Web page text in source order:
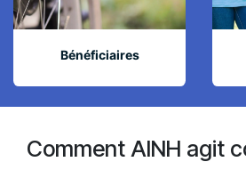
Bénéficiaires
Comment AINH agit